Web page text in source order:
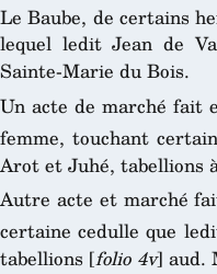
Le Baube, de certains
lequel ledit Jean de
Sainte-Marie du Bois.
Un acte de marché fait
femme, touchant
Arot et Juhé, tabellions
Autre acte et marché
certaine cedulle que
tabellions [folio 4v] aud.